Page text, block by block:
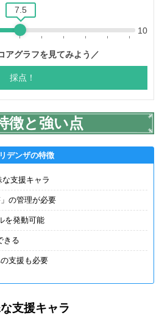
徴と強い点
支援キャラ
の管理が必要
を発動可能
きる
支援も必要
支援キャラ